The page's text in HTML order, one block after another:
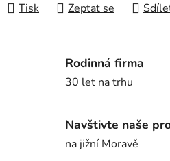
Tisk Zeptat se
Rodinná firma
30 let na trhu
Navštivte naše
na jižní Moravě